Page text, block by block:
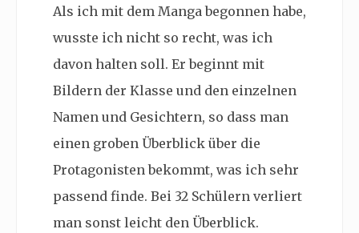
Als ich mit dem Manga begonnen habe,
wusste ich nicht so recht, was ich
davon halten soll. Er beginnt mit
Bildern der Klasse und den einzelnen
Namen und Gesichtern, so dass man
einen groben Überblick über die
Protagonisten bekommt, was ich sehr
passend finde. Bei 32 Schülern verliert
man sonst leicht den Überblick.